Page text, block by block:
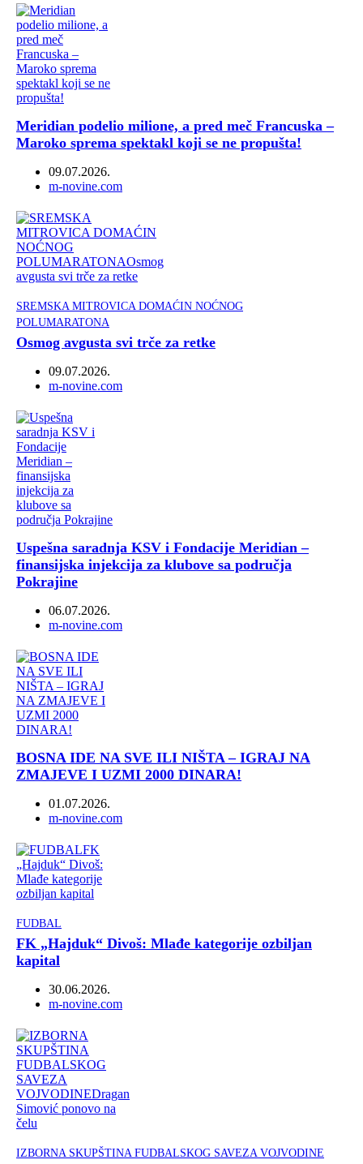
Meridian podelio milione, a pred meč Francuska –
Maroko sprema spektakl koji se ne propušta!
09.07.2026.
Author
m-novine.com
SREMSKA MITROVICA DOMAĆIN NOĆNOG
POLUMARATONA
Osmog avgusta svi trče za retke
09.07.2026.
Author
m-novine.com
Uspešna saradnja KSV i Fondacije Meridian –
finansijska injekcija za klubove sa područja
Pokrajine
06.07.2026.
Author
m-novine.com
BOSNA IDE NA SVE ILI NIŠTA – IGRAJ NA
ZMAJEVE I UZMI 2000 DINARA!
01.07.2026.
Author
m-novine.com
FUDBAL
FK „Hajduk“ Divoš: Mlađe kategorije ozbiljan
kapital
30.06.2026.
Author
m-novine.com
IZBORNA SKUPŠTINA FUDBALSKOG SAVEZA VOJVODINE